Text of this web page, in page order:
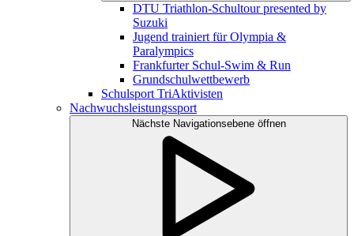
DTU Triathlon-Schultour presented by
Suzuki
Jugend trainiert für Olympia &
Paralympics
Frankfurter Schul-Swim & Run
Grundschulwettbewerb
Schulsport TriAktivisten
Nachwuchsleistungssport
Nächste Navigationsebene öffnen